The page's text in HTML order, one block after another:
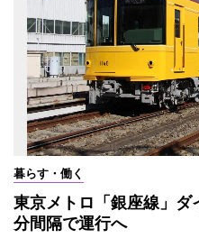
暮らす・働く
東京メトロ「銀座線」
分間隔で運行へ